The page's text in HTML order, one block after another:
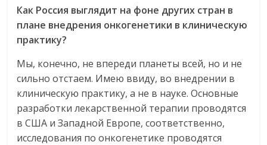
Как Россия выглядит на фоне других стран в
плане внедрения онкогенетики в клиническую
практику?
Мы, конечно, не впереди планеты всей, но и не
сильно отстаем. Имею ввиду, во внедрении в
клиническую практику, а не в науке. Основные
разработки лекарственной терапии проводятся
в США и Западной Европе, соответственно,
исследования по онкогенетике проводятся